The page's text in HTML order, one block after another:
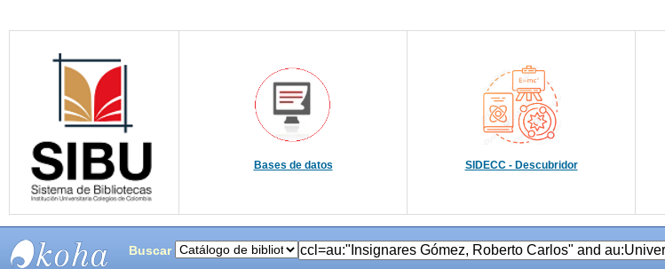
Bases de datos SIDECC - Descubridor
Buscar